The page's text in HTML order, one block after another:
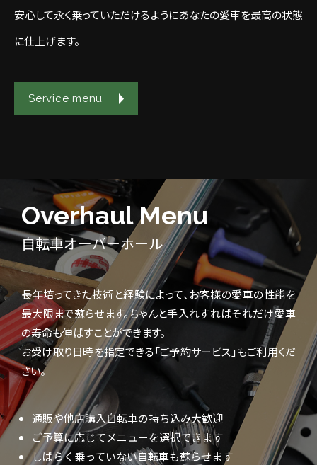
安心して永く乗っていただけるようにあなたの愛車を最高の状態
に仕上げます。
Service menu
Overhaul Menu
自転車オーバーホール
長年培ってきた技術と経験によって、お客様の愛車の性能を
最大限まで蘇らせます。ちゃんと手入れすればそれだけ愛車
の寿命も伸ばすことができます。
お受け取り日時を指定できる「ご予約サービス」もご利用くだ
さい。
通販や他店購入自転車の持ち込み大歓迎
ご予算に応じてメニューを選択できます
しばらく乗っていない自転車も蘇らせます